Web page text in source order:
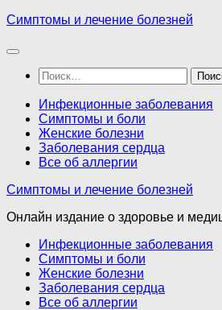
Перейти
содержимому
Симптомы и лечение болезней
Найти:
Инфекционные заболевания
Симптомы и боли
Женские болезни
Заболевания сердца
Все об аллергии
Симптомы и лечение болезней
Онлайн издание о здоровье и
Инфекционные заболевания
Симптомы и боли
Женские болезни
Заболевания сердца
Все об аллергии